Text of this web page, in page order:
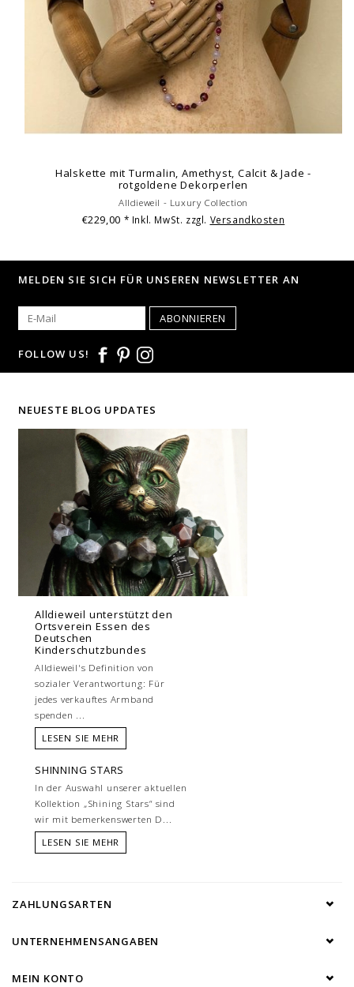
Halskette mit Turmalin, Amethyst, Calcit & Jade -
rotgoldene Dekorperlen
Alldieweil - Luxury Collection
€229,00 * Inkl. MwSt. zzgl. Versandkosten
MELDEN SIE SICH FÜR UNSEREN NEWSLETTER AN
ABONNIEREN
FOLLOW US!
NEUESTE BLOG UPDATES
Alldieweil unterstützt den
Ortsverein Essen des
Deutschen
Kinderschutzbundes
Alldieweil's Definition von
sozialer Verantwortung: Für
jedes verkauftes Armband
spenden ...
LESEN SIE MEHR
SHINNING STARS
In der Auswahl unserer aktuellen
Kollektion „Shining Stars“ sind
wir mit bemerkenswerten D...
LESEN SIE MEHR
ZAHLUNGSARTEN
UNTERNEHMENSANGABEN
MEIN KONTO